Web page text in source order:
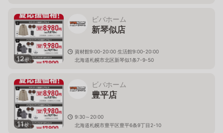
12枚
ビバホーム
新琴似店
資材館9:00-20:00 生活館9:00-20:00
北海道札幌市北区新琴似1条7-9-50
11枚
ビバホーム
豊平店
9:30～20:00
北海道札幌市豊平区豊平6条9丁目2-10